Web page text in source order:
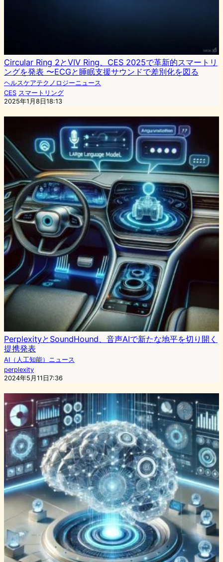
Circular Ring 2とVIV Ring、CES 2025で革新的スマートリ
ングを発表 〜ECGと睡眠支援サウンドで差別化を図る
ヘルスケアテクノロジーニュース
CES スマートリング
2025年1月8日18:13
PerplexityとSoundHound、音声AIで新たな地平を切り開く
提携発表
AI（人工知能）ニュース
perplexity
2024年5月11日7:36